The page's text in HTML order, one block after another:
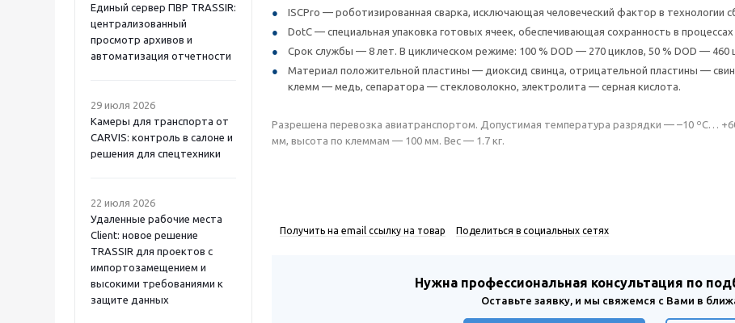
Единый сервер ПВР TRASSIR:
централизованный
просмотр архивов и
автоматизация отчетности
29 июля 2026
Камеры для транспорта от
CARVIS: контроль в салоне и
решения для спецтехники
22 июля 2026
Удаленные рабочие места
Client: новое решение
TRASSIR для проектов с
импортозамещением и
высокими требованиями к
защите данных
ISCPro — роботизированная сварка, исключающая человеческий фактор в технологии
DotC — специальная упаковка готовых ячеек, обеспечивающая сохранность в процессах
Срок службы — 8 лет. В циклическом режиме: 100 % DOD — 270 циклов, 50 % DOD — 460
Материал положительной пластины — диоксид свинца, отрицательной пластины —
клемм — медь, сепаратора — стекловолокно, электролита — серная кислота.
Разрешена перевозка авиатранспортом. Допустимая температура разрядки — –10 ºС…
мм, высота по клеммам — 100 мм. Вес — 1.7 кг.
Получить на email ссылку на товар Поделиться в социальных сетях
Нужна профессиональная консультация по
Оставьте заявку, и мы свяжемся с Вами в